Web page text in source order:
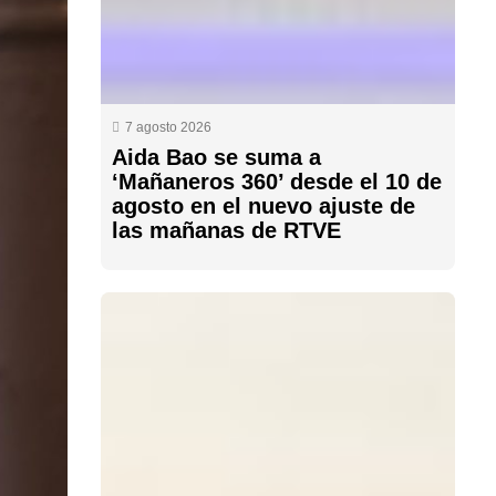
7 agosto 2026
Aida Bao se suma a
‘Mañaneros 360’ desde el 10 de
agosto en el nuevo ajuste de
las mañanas de RTVE